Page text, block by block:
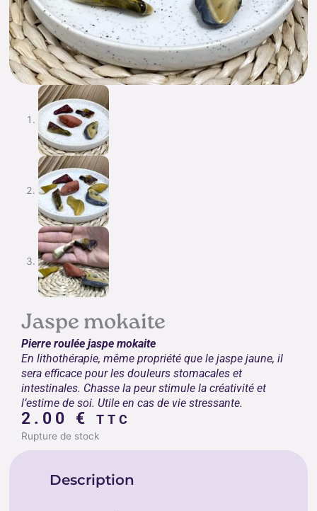
Jaspe mokaite
Pierre roulée jaspe mokaite
En lithothérapie, même propriété que le jaspe jaune, il
sera efficace pour les douleurs stomacales et
intestinales. Chasse la peur stimule la créativité et
l’estime de soi. Utile en cas de vie stressante.
2.00 € TTC
Rupture de stock
Description